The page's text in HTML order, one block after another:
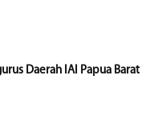
Daerah IAI Papua Barat